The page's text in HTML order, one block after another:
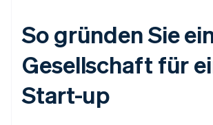
So gründen Sie
Gesellschaft für
Start-up